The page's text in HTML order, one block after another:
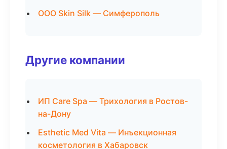
ООО Skin Silk — Симферополь
Другие компании
ИП Care Spa — Трихология в Ростов-
на-Дону
Esthetic Med Vita — Инъекционная
косметология в Хабаровск